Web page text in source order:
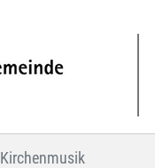
Kirchenmusik